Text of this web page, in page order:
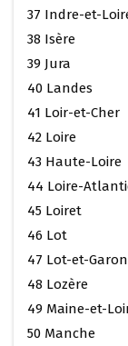
37 Indre-et-
38 Isère
39 Jura
40 Landes
41 Loir-et-Cher
42 Loire
43 Haute-Loire
44 Loire-
45 Loiret
46 Lot
47 Lot-et-
48 Lozère
49 Maine-et-
50 Manche